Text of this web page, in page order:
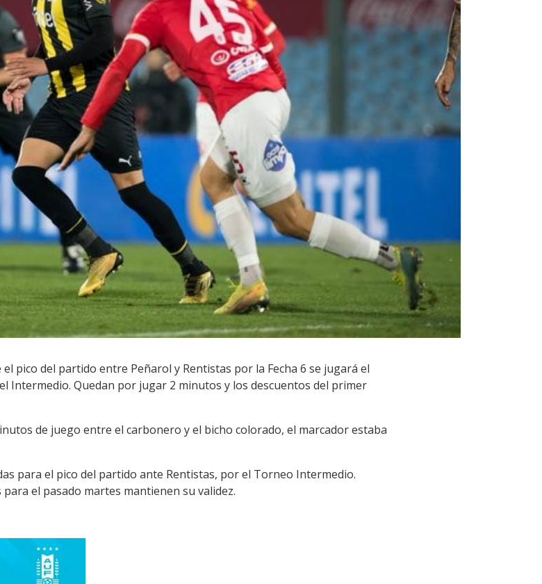
el pico del partido entre Peñarol y Rentistas por la Fecha 6 se jugará el
Intermedio. Quedan por jugar 2 minutos y los descuentos del primer
de juego entre el carbonero y el bicho colorado, el marcador estaba
para el pico del partido ante Rentistas, por el Torneo Intermedio.
el pasado martes mantienen su validez.